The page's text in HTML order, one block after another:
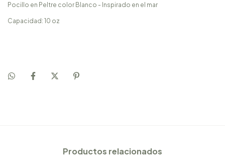
Pocillo en Peltre color Blanco - Inspirado en el mar
Capacidad: 10 oz
Productos relacionados